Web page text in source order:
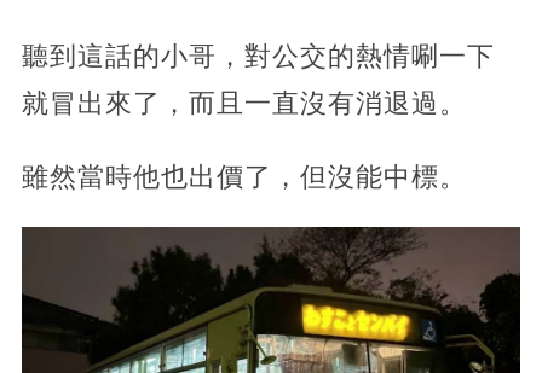
聽到這話的小哥，對公交的熱情唰一下
就冒出來了，而且一直沒有消退過。
雖然當時他也出價了，但沒能中標。